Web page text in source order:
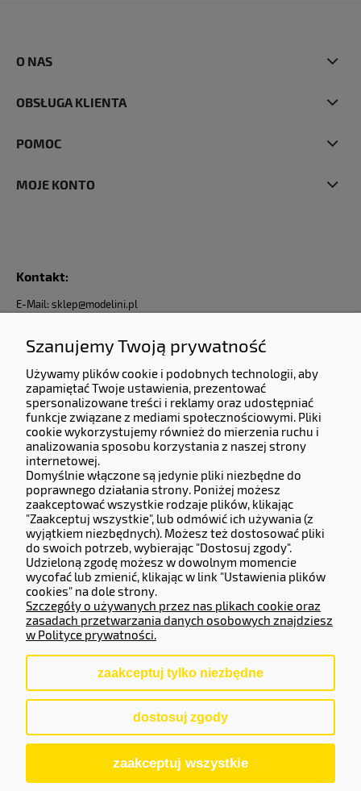
O NAS
OBSŁUGA KLIENTA
POMOC
MOJE KONTO
Kontakt:
E-Mail: sklep@modelini.pl
Dane Firmy:
KERMITCLOUDS LTD
13 High Birch Court 79 Park Road,
New Barnet, Barnet, England, EN4 9QG
Company number 14133071.
Adres do zwrotów i reklamacji:
Częstochowska 77, 62-800 Kalisz.
Operator Płatności
Sklep internetowy Shoper.pl
Szanujemy Twoją prywatność
Używamy plików cookie i podobnych technologii, aby
zapamiętać Twoje ustawienia, prezentować
spersonalizowane treści i reklamy oraz udostępniać
funkcje związane z mediami społecznościowymi. Pliki
cookie wykorzystujemy również do mierzenia ruchu i
analizowania sposobu korzystania z naszej strony
internetowej.
Domyślnie włączone są jedynie pliki niezbędne do
poprawnego działania strony. Poniżej możesz
zaakceptować wszystkie rodzaje plików, klikając
"Zaakceptuj wszystkie", lub odmówić ich używania (z
wyjątkiem niezbędnych). Możesz też dostosować pliki
do swoich potrzeb, wybierając "Dostosuj zgody".
Udzieloną zgodę możesz w dowolnym momencie
wycofać lub zmienić, klikając w link "Ustawienia plików
cookies" na dole strony.
Szczegóły o używanych przez nas plikach cookie oraz
zasadach przetwarzania danych osobowych znajdziesz
w Polityce prywatności.
zaakceptuj tylko niezbędne
dostosuj zgody
zaakceptuj wszystkie